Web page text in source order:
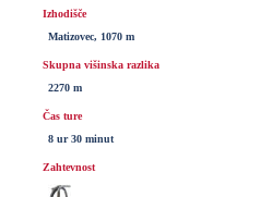
Izhodišče
Matizovec, 1070 m
Skupna višinska razlika
2270 m
Čas ture
8 ur 30 minut
Zahtevnost